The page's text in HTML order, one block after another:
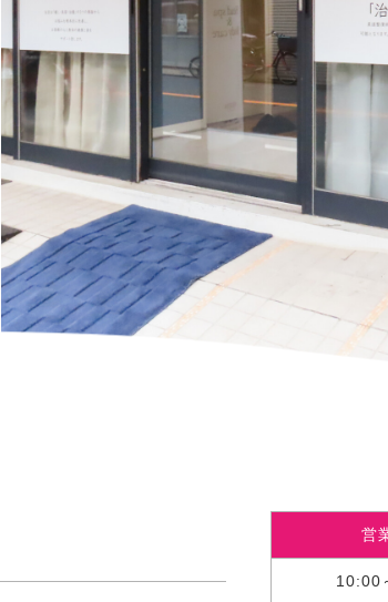
営
10:00